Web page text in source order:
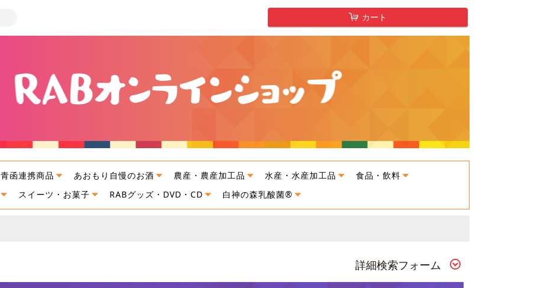
カート
青函連携商品 あおもり自慢のお酒 農産・農産加工品 水産・水産加工品
食品・飲料
スイーツ・お菓子 RABグッズ・DVD・CD 白神の森乳酸菌®
詳細検索フォーム